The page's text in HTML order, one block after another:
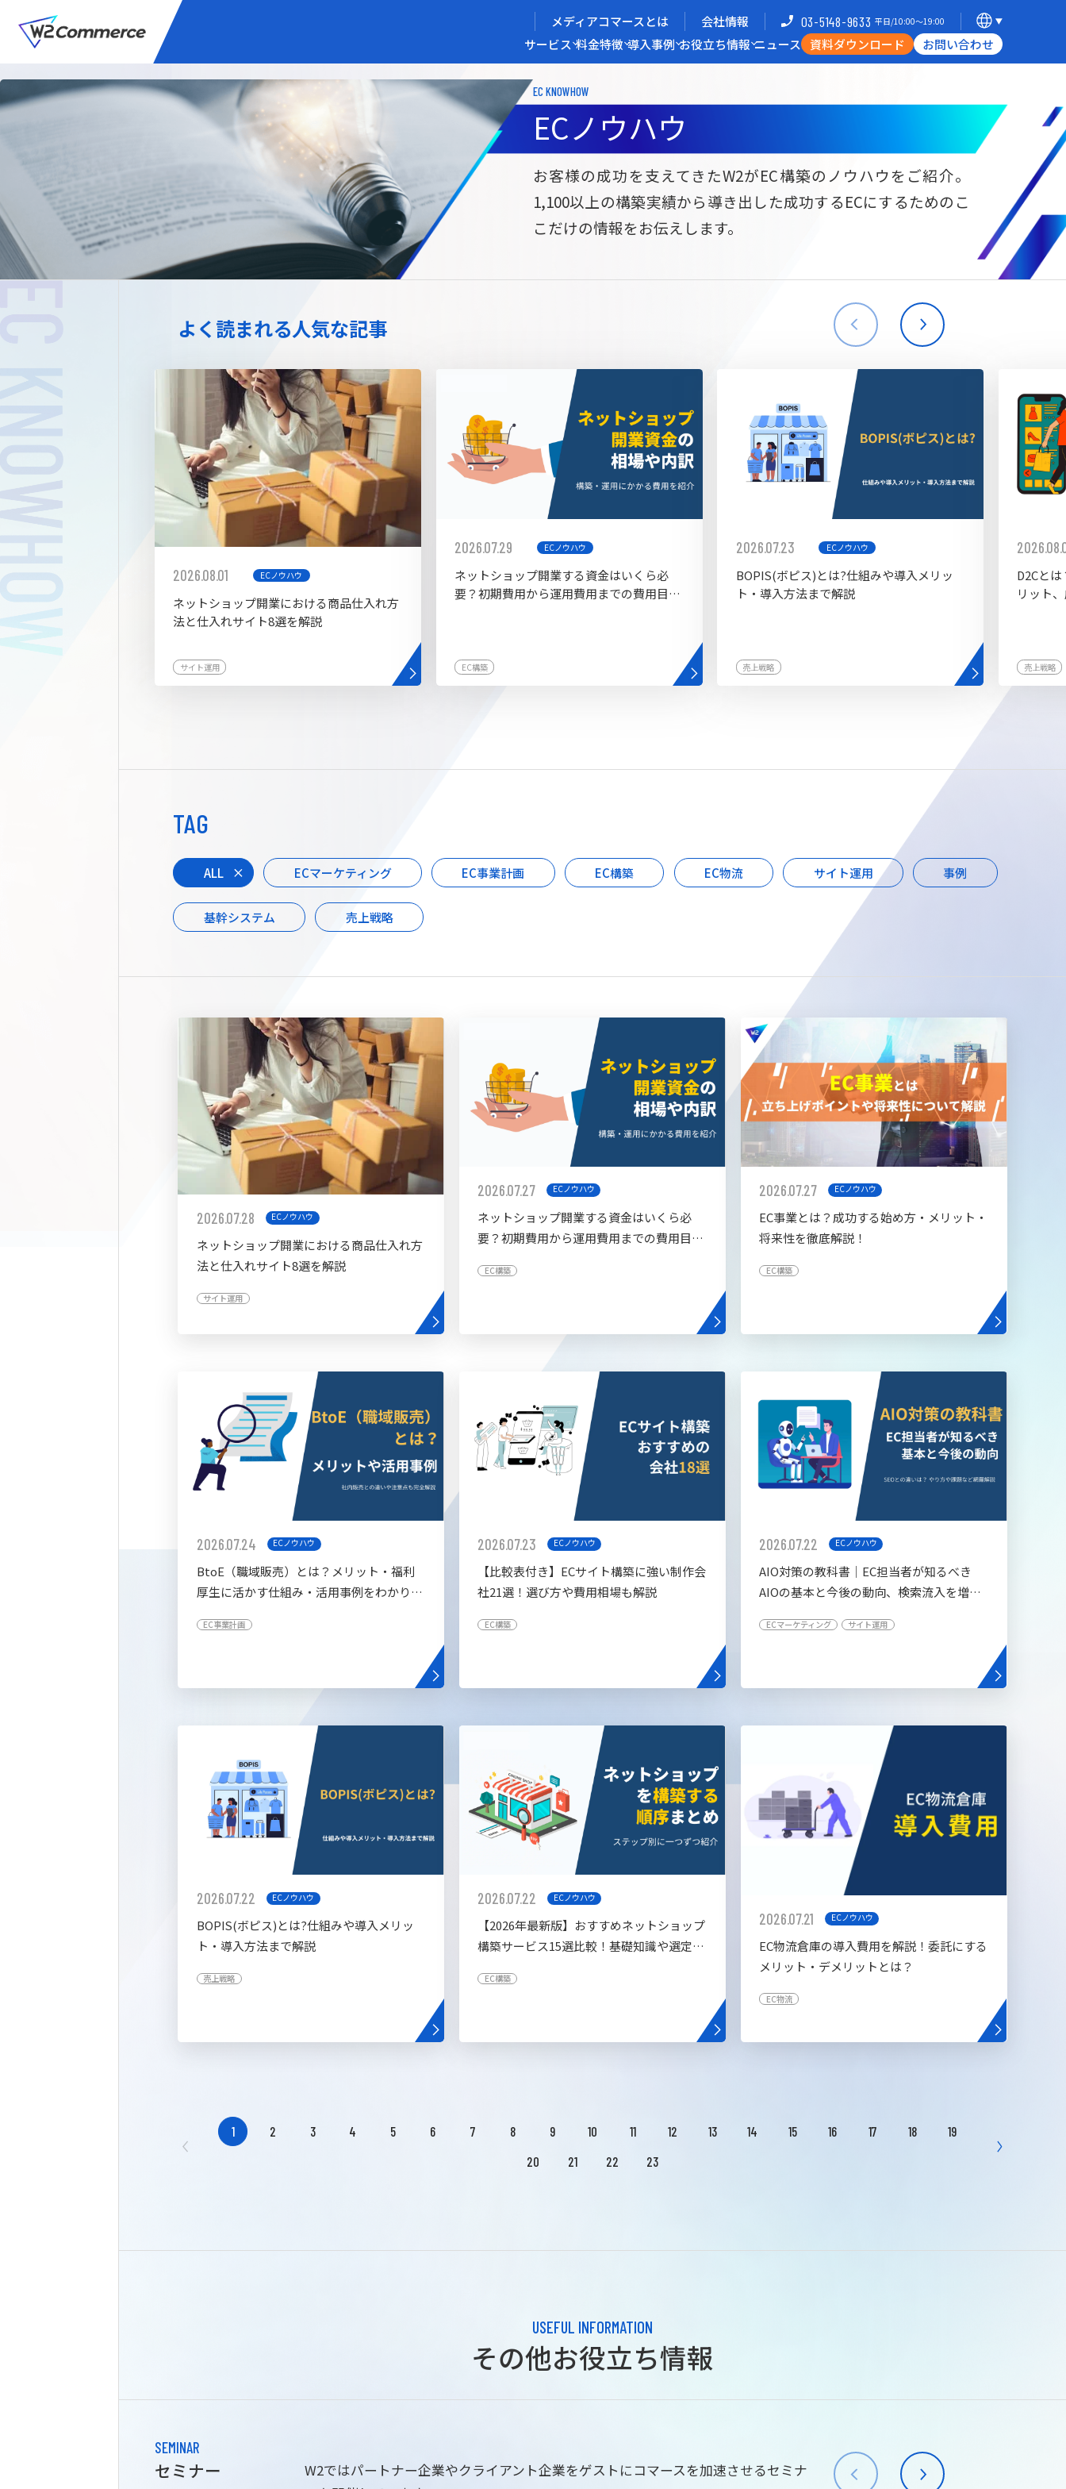
メディアコマースとは 会社情報 03-5148-9633 平日/10:00〜19:00
サービス 料金特徴 導入事例 お役立ち情報 ニュース 資料ダウンロード お問い合わせ
メディアコマースを実現する
サービス
BtoC向けECサイト構築
W2Commerce
Unified
サブスク/定期通販ECサイト構築
Commerce
BtoB向けECサイト構築
W2Commerce
海外進出・現地ECサイト構築
拡張プラグイン一覧 AIカスタマイズ開発 AI buddy
メディアコマースとは 選ばれる理由 開発力/支援体制
導入企業インタビュー
お役立ち資料
EC KNOWHOW
ECノウハウ
お客様の成功を支えてきたW2がEC構築のノウハウをご紹介。
1,100以上の構築実績から導き出した成功するECにするためのこ
こだけの情報をお伝えします。
よく読まれる人気な記事
2026.08.01 ECノウハウ
ネットショップ開業における商品仕入れ方
法と仕入れサイト8選を解説
サイト運用
2026.07.29 ECノウハウ
ネットショップ開業する資金はいくら必
要？初期費用から運用費用までの費用目安
EC構築
2026.07.23 ECノウハウ
BOPIS(ボピス)とは?仕組みや導入メリッ
ト・導入方法まで解説
売上戦略
D2Cと
リット
売上戦略
TAG
ALL ECマーケティング EC事業計画 EC構築 EC物流 サイト運用 事例
基幹システム 売上戦略
2026.07.28 ECノウハウ
ネットショップ開業における商品仕入れ方
法と仕入れサイト8選を解説
サイト運用
2026.07.27 ECノウハウ
ネットショップ開業する資金はいくら必
要？初期費用から運用費用までの費用目安
EC構築
2026.07.27 ECノウハウ
EC事業とは？成功する始め方・メリット・
将来性を徹底解説！
EC構築
2026.07.24 ECノウハウ
BtoE（職域販売）とは？メリット・福利
厚生に活かす仕組み・活用事例をわかりや
EC事業計画
2026.07.23 ECノウハウ
【比較表付き】ECサイト構築に強い制作会
社21選！選び方や費用相場も解説
EC構築
2026.07.22 ECノウハウ
AIO対策の教科書│EC担当者が知るべき
AIOの基本と今後の動向、検索流入を増や
ECマーケティング サイト運用
2026.07.22 ECノウハウ
BOPIS(ボピス)とは?仕組みや導入メリッ
ト・導入方法まで解説
売上戦略
2026.07.22 ECノウハウ
【2026年最新版】おすすめネットショップ
構築サービス15選比較！基礎知識や選定基
EC構築
2026.07.21 ECノウハウ
EC物流倉庫の導入費用を解説！委託にする
メリット・デメリットとは？
EC物流
1 2 3 4 5 6 7 8 9 10 11 12 13 14 15 16 17 18
19
20
21 22 23
USEFUL INFORMATION
その他お役立ち情報
SEMINAR
セミナー
W2ではパートナー企業やクライアント企業をゲストにコマースを加速させるセミナ